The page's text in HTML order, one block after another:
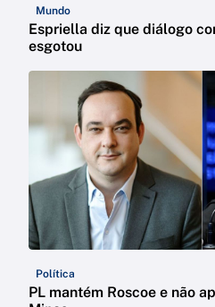
Mundo
Espriella diz que diálogo
esgotou
Política
PL mantém Roscoe e não